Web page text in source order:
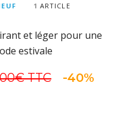
1 ARTICLE
et léger pour une
estivale
TTC -40%